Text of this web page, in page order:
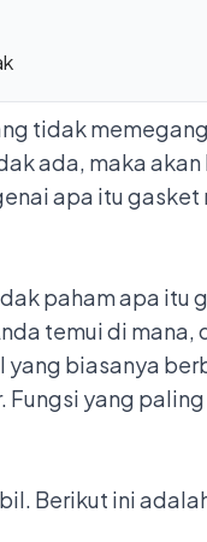
tidak
ada, maka
apa itu
paham apa
temui di mana,
biasanya
yang
Berikut ini